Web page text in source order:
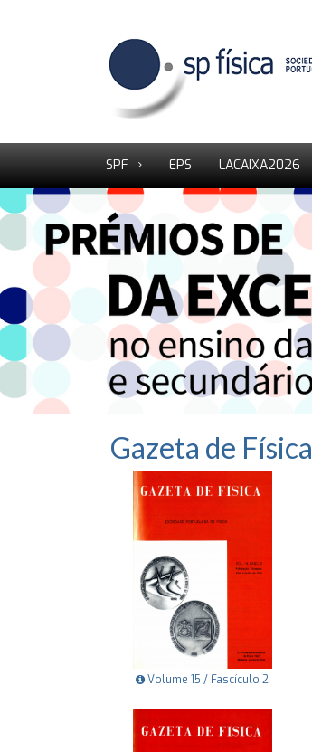
SPF EPS LACAIXA2026
Gazeta de Física
Volume 15 / Fascículo 2